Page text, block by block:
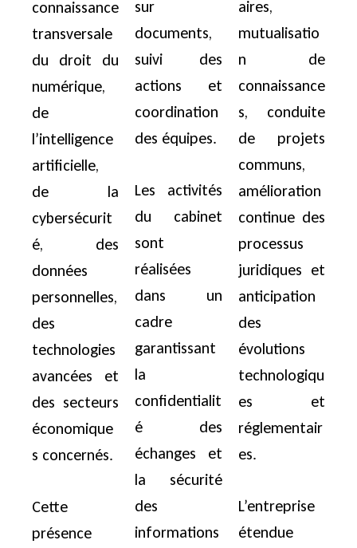
connaissance
transversale
du droit du
numérique,
de
l’intelligence
artificielle,
de la
cybersécurit
é, des
données
personnelles,
des
technologies
avancées et
des secteurs
économique
s concernés.
Cette
présence
sur
documents,
suivi des
actions et
coordination
des équipes.
Les activités
du cabinet
sont
réalisées
dans un
cadre
garantissant
la
confidentialit
é des
échanges et
la sécurité
des
informations
aires,
mutualisatio
n de
connaissance
s, conduite
de projets
communs,
amélioration
continue des
processus
juridiques et
anticipation
des
évolutions
technologiqu
es et
réglementair
es.
L’entreprise
étendue